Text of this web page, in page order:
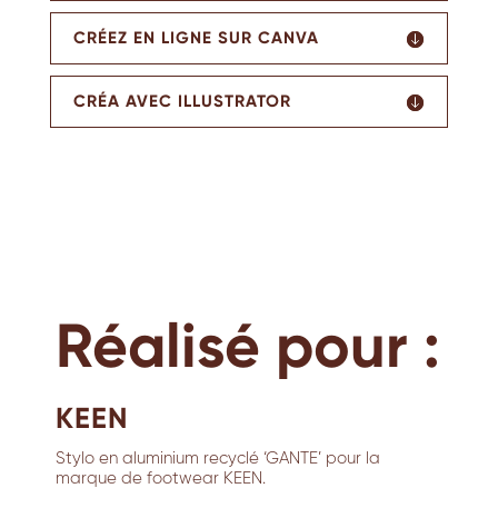
CRÉEZ EN LIGNE SUR CANVA
CRÉA AVEC ILLUSTRATOR
Réalisé pour :
KEEN
Stylo en aluminium recyclé ‘GANTE’ pour la
marque de footwear KEEN.